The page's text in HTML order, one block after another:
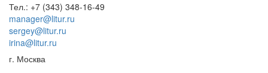
Тел.: +7 (343) 348-16-49
manager@litur.ru
sergey@litur.ru
irina@litur.ru
г. Москва